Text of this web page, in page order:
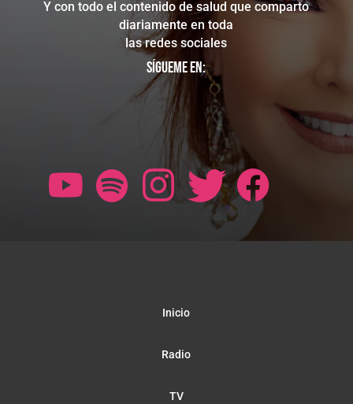
Y con todo el contenido de salud que comparto
diariamente en toda
las redes sociales
Sígueme en:
Inicio
Radio
TV